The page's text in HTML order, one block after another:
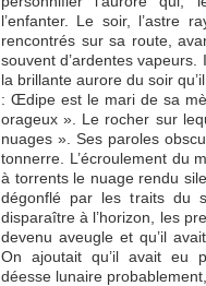
l’enfanter. Le soir, l’astre
rencontrés sur sa route,
souvent d’ardentes vapeurs.
la brillante aurore du soir
: Œdipe est le mari de sa
orageux ». Le rocher sur
nuages ». Ses paroles
tonnerre. L’écroulement du
à torrents le nuage rendu
dégonflé par les traits du
disparaître à l’horizon, les
devenu aveugle et qu’il
On ajoutait qu’il avait eu
déesse lunaire